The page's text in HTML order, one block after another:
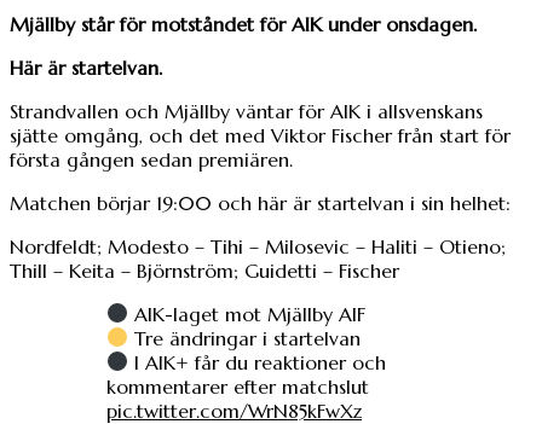
Mjällby står för motståndet för AIK under onsdagen.
Här är startelvan.
Strandvallen och Mjällby väntar för AIK i allsvenskans
sjätte omgång, och det med Viktor Fischer från start för
första gången sedan premiären.
Matchen börjar 19:00 och här är startelvan i sin helhet:
Nordfeldt; Modesto – Tihi – Milosevic – Haliti – Otieno;
Thill – Keita – Björnström; Guidetti – Fischer
AIK-laget mot Mjällby AIF
Tre ändringar i startelvan
I AIK+ får du reaktioner och
kommentarer efter matchslut
pic.twitter.com/WrN85kFwXz